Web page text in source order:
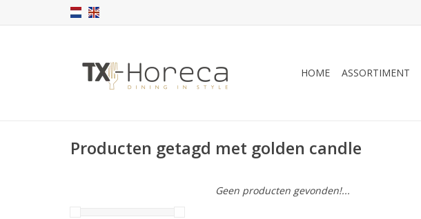
HOME ASSORTIMENT
Producten getagd met golden candle
Geen producten gevonden!...